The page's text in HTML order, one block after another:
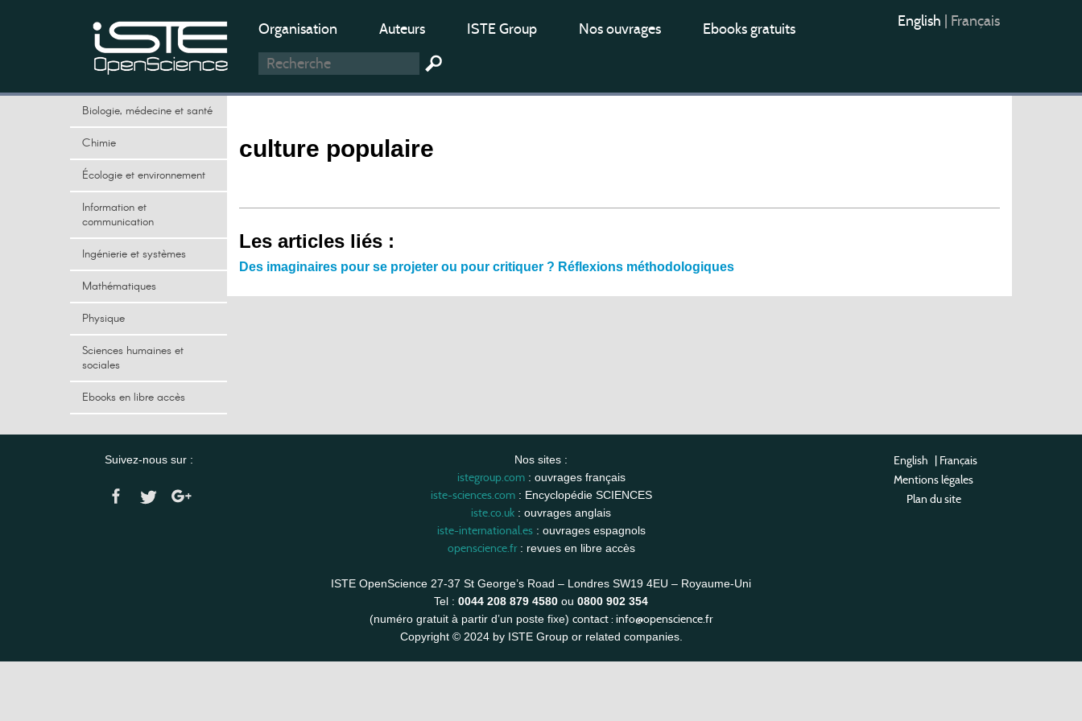
Organisation Auteurs ISTE Group Nos ouvrages Ebooks gratuits English Français
Biologie, médecine et santé
Chimie
Écologie et environnement
Information et
communication
Ingénierie et systèmes
Mathématiques
Physique
Sciences humaines et
sociales
Ebooks en libre accès
culture populaire
Les articles liés :
Des imaginaires pour se projeter ou pour critiquer ? Réflexions méthodologiques
Suivez-nous sur : Nos sites :
istegroup.com: ouvrages français
iste-sciences.com: Encyclopédie SCIENCES
iste.co.uk : ouvrages anglais
iste-international.es: ouvrages espagnols
openscience.fr: revues en libre accès
ISTE OpenScience 27-37 St George’s Road – Londres SW19 4EU – Royaume-Uni
Tel : 0044 208 879 4580 ou 0800 902 354
(numéro gratuit à partir d’un poste fixe) contact : info@openscience.fr
Copyright © 2024 by ISTE Group or related companies.
English | Français
Mentions légales
Plan du site